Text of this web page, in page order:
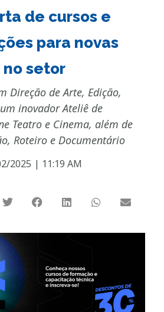
de cursos e
para novas
setor
Direção de Arte, Edição,
inovador Ateliê de
Teatro e Cinema, além de
Roteiro e Documentário
2025 | 11:19 AM